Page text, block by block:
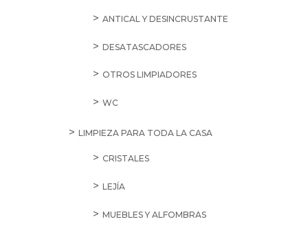
ANTICAL Y DESINCRUSTANTE
DESATASCADORES
OTROS LIMPIADORES
WC
LIMPIEZA PARA TODA LA CASA
CRISTALES
LEJÍA
MUEBLES Y ALFOMBRAS